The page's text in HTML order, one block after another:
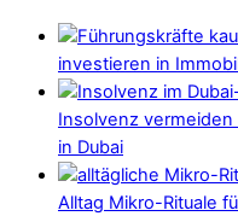
investieren in
Insolvenz
in Dubai
Alltag Mikro-Rituale